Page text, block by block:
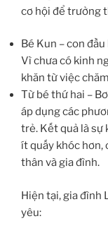
cơ hội để trưởng
Bé Kun – con
Vì chưa có kinh
khăn từ việc
Từ bé thứ hai –
áp dụng các
trẻ. Kết quả là sự
ít quấy khóc hơn,
thân và gia đình.
Hiện tại, gia đình
yêu: